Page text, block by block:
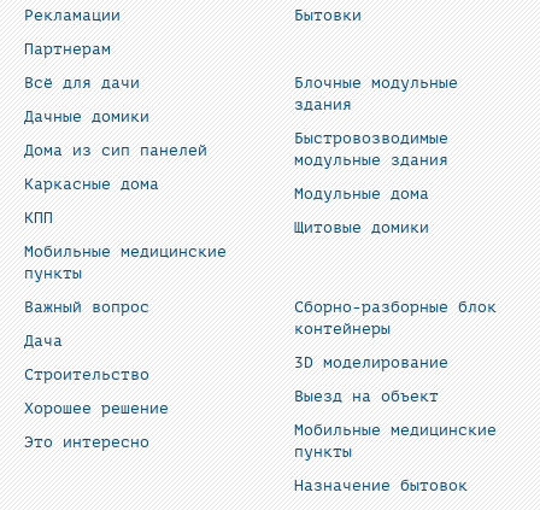
Рекламации
Партнерам
Бытовки
Всё для дачи
Дачные домики
Дома из сип панелей
Каркасные дома
КПП
Мобильные медицинские
пункты
Блочные модульные
здания
Быстровозводимые
модульные здания
Модульные дома
Щитовые домики
Важный вопрос
Дача
Строительство
Хорошее решение
Это интересно
Сборно-разборные блок
контейнеры
3D моделирование
Выезд на объект
Мобильные медицинские
пункты
Назначение бытовок